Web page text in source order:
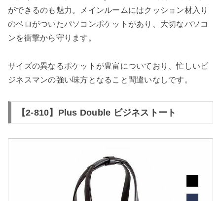
ができるのも魅力。メインルームにはクッション材入り
のベロがついたパソコンポケットがあり、大切なパソコ
ンを衝撃から守ります。
サイズの異なるポケットが豊富についており、忙しいビ
ジネスマンの強い味方となること間違いなしです。
【2-810】Plus Double ビジネストート